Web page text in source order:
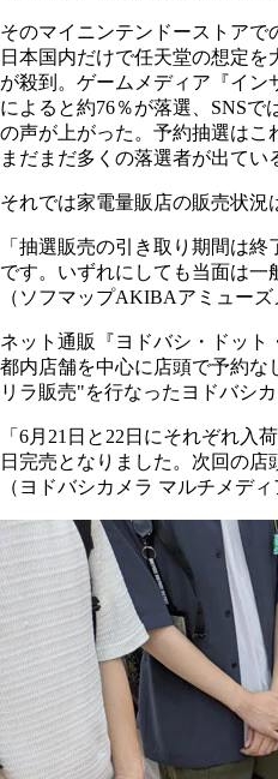
そのマイニンテンドーストアで
日本国内だけで任天堂の想定を
が殺到。ゲームメディア『イン
によると約76％が落選、SNSで
の声が上がった。予約抽選はこ
まだまだ多くの落選者が出てい
それでは家電量販店の販売状況
「抽選販売の引き取り期間は
です。いずれにしても当面は一
（ソフマップAKIBAアミューズ
ネット通販『ヨドバシ・ドット
都内店舗を中心に店頭で予約
リラ販売"を行なったヨドバシ
「6月21日と22日にそれぞれ入
日完売となりました。次回の店
（ヨドバシカメラ マルチメディ